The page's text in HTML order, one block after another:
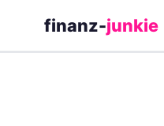
finanz-junkie